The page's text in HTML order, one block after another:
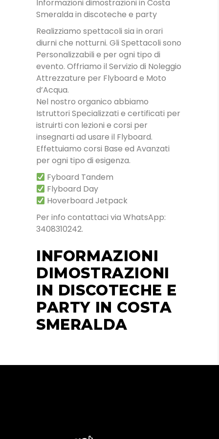
Informazioni dimostrazioni in Costa
Smeralda in discoteche e party
Realizziamo spettacoli sia in orari
diurni che notturni. Gli Spettacoli sono
Personalizzabili e per ogni tipo di
evento. Offriamo il Servizio di Noleggio
Attrezzature per Flyboard e Moto
d’Acqua.
Nel nostro organico abbiamo
Istruttori Specializzati e certificati per
istruirti con lezioni e corsi per
insegnarti ad usare il Flyboard.
Effettuiamo corsi Base ed Avanzati
per ogni tipo di esigenza.
Fyboard Tandem
Flyboard Day
Hoverboard Jetpack
Per info contattaci via WhatsApp:
3408310242.
INFORMAZIONI
DIMOSTRAZIONI
IN DISCOTECHE E
PARTY IN COSTA
SMERALDA